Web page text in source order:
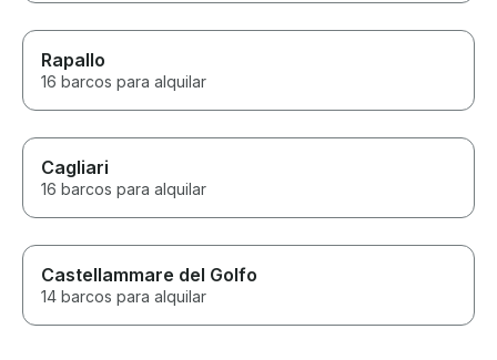
Rapallo
16 barcos para alquilar
Cagliari
16 barcos para alquilar
Castellammare del Golfo
14 barcos para alquilar